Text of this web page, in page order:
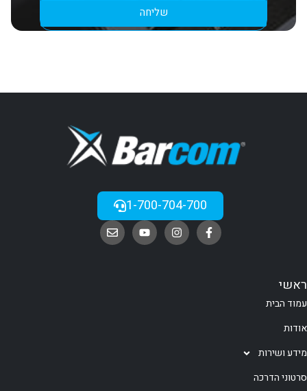
שליחה
1-700-704-700
ראשי
עמוד הבית
אודות
מידע ושירות
סרטוני הדרכה